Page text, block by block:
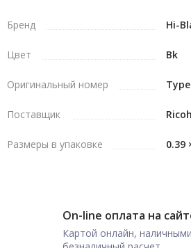
Бренд Hi-
Цвет Bk
Оригинальный номер
Поставщик Ricoh
Размеры в упаковке 0.39
On-line оплата на
Картой онлайн,